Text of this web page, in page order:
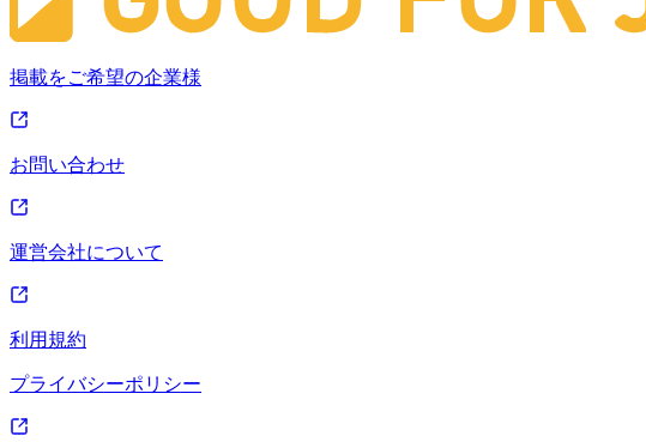
掲載をご希望の企業様
お問い合わせ
運営会社について
利用規約
プライバシーポリシー